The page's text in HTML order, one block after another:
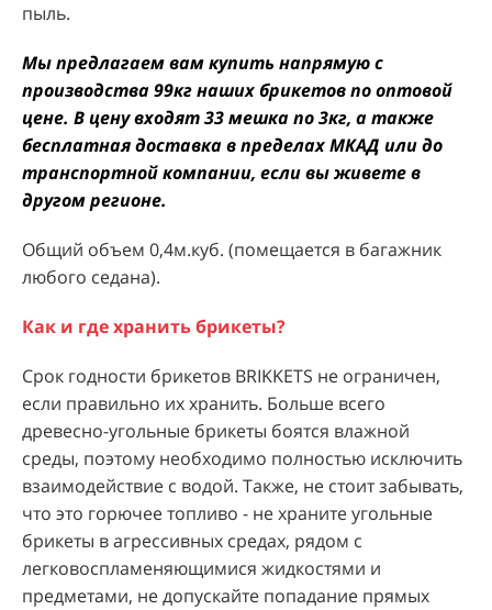
пыль.
Мы предлагаем вам купить напрямую с
производства 99кг наших брикетов по оптовой
цене. В цену входят 33 мешка по 3кг, а также
бесплатная доставка в пределах МКАД или до
транспортной компании, если вы живете в
другом регионе.
Общий объем 0,4м.куб. (помещается в багажник
любого седана).
Как и где хранить брикеты?
Срок годности брикетов BRIKKETS не ограничен,
если правильно их хранить. Больше всего
древесно-угольные брикеты боятся влажной
среды, поэтому необходимо полностью исключить
взаимодействие с водой. Также, не стоит забывать,
что это горючее топливо - не храните угольные
брикеты в агрессивных средах, рядом с
легковоспламеняющимися жидкостями и
предметами, не допускайте попадание прямых